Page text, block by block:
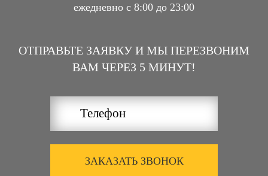
ежедневно с 8:00 до 23:00
ОТПРАВЬТЕ ЗАЯВКУ И МЫ ПЕРЕЗВОНИМ
ВАМ ЧЕРЕЗ 5 МИНУТ!
ЗАКАЗАТЬ ЗВОНОК